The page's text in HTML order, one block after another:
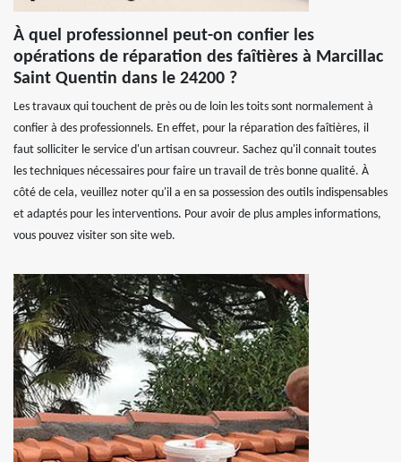
À quel professionnel peut-on confier les
opérations de réparation des faîtières à Marcillac
Saint Quentin dans le 24200 ?
Les travaux qui touchent de près ou de loin les toits sont normalement à
confier à des professionnels. En effet, pour la réparation des faîtières, il
faut solliciter le service d'un artisan couvreur. Sachez qu'il connait toutes
les techniques nécessaires pour faire un travail de très bonne qualité. À
côté de cela, veuillez noter qu'il a en sa possession des outils indispensables
et adaptés pour les interventions. Pour avoir de plus amples informations,
vous pouvez visiter son site web.